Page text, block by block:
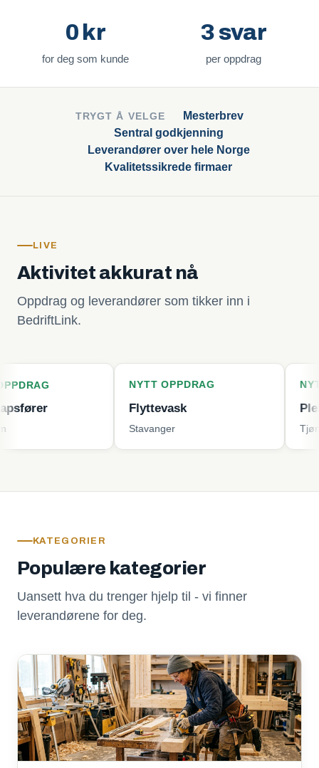
0 kr
for deg som kunde
3 svar
per oppdrag
TRYGT Å VELGE
Mesterbrev
Sentral godkjenning
Leverandører over hele Norge
Kvalitetssikrede firmaer
LIVE
Aktivitet akkurat nå
Oppdrag og leverandører som tikker inn i
BedriftLink.
NYTT OPPDRAG
Flyttevask
NYTT
KATEGORIER
Populære kategorier
Uansett hva du trenger hjelp til - vi finner
leverandørene for deg.